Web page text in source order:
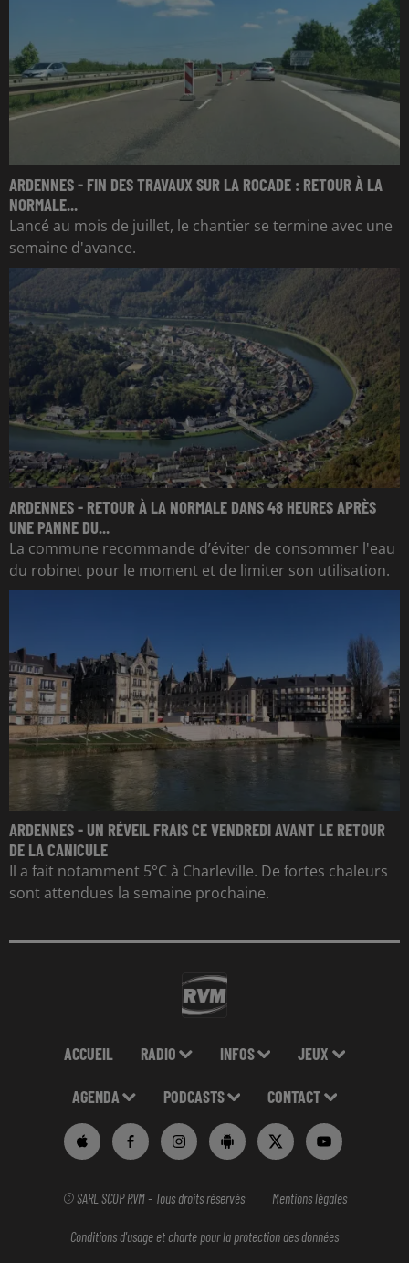
ARDENNES - FIN DES TRAVAUX SUR LA ROCADE : RETOUR À LA
NORMALE...
Lancé au mois de juillet, le chantier se termine avec une
semaine d'avance.
ARDENNES - RETOUR À LA NORMALE DANS 48 HEURES APRÈS
UNE PANNE DU...
La commune recommande d’éviter de consommer l'eau
du robinet pour le moment et de limiter son utilisation.
ARDENNES - UN RÉVEIL FRAIS CE VENDREDI AVANT LE RETOUR
DE LA CANICULE
Il a fait notamment 5°C à Charleville. De fortes chaleurs
sont attendues la semaine prochaine.
ACCUEIL RADIO INFOS JEUX
AGENDA PODCASTS CONTACT
© SARL SCOP RVM - Tous droits réservés Mentions légales
Conditions d'usage et charte pour la protection des données